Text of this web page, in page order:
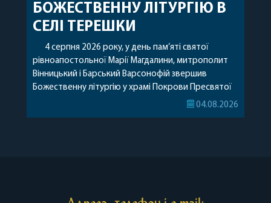
БОЖЕСТВЕННУ ЛІТУРГІЮ В
СЕЛІ ТЕРЕШКИ
4 серпня 2026 року, у день пам’яті святої
рівноапостольної Марії Магдалини, митрополит
Вінницький і Барський Варсонофій звершив
Божественну літургію у храмі Покрови Пресвятої
Богородиці села Терешки Барського благочиння.
04.08.2026